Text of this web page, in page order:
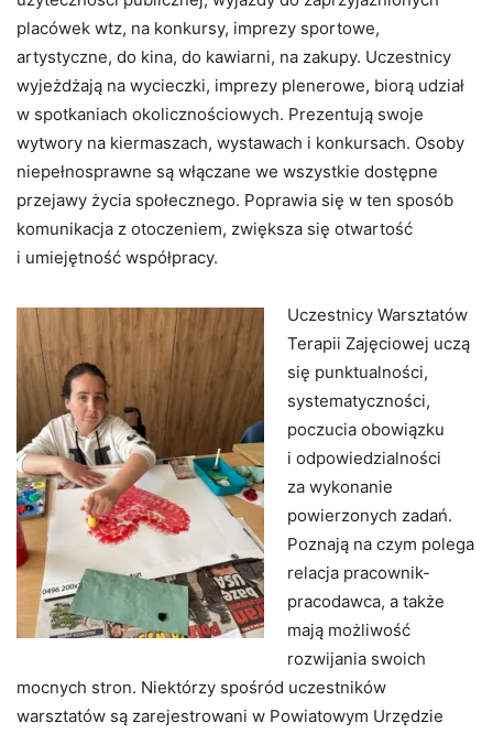
placówek wtz, na konkursy, imprezy sportowe,
artystyczne, do kina, do kawiarni, na zakupy. Uczestnicy
wyjeżdżają na wycieczki, imprezy plenerowe, biorą udział
w spotkaniach okolicznościowych. Prezentują swoje
wytwory na kiermaszach, wystawach i konkursach. Osoby
niepełnosprawne są włączane we wszystkie dostępne
przejawy życia społecznego. Poprawia się w ten sposób
komunikacja z otoczeniem, zwiększa się otwartość
i umiejętność współpracy.
Uczestnicy Warsztatów
Terapii Zajęciowej uczą
się punktualności,
systematyczności,
poczucia obowiązku
i odpowiedzialności
za wykonanie
powierzonych zadań.
Poznają na czym polega
relacja pracownik-
pracodawca, a także
mają możliwość
rozwijania swoich
mocnych stron. Niektórzy spośród uczestników
warsztatów są zarejestrowani w Powiatowym Urzędzie